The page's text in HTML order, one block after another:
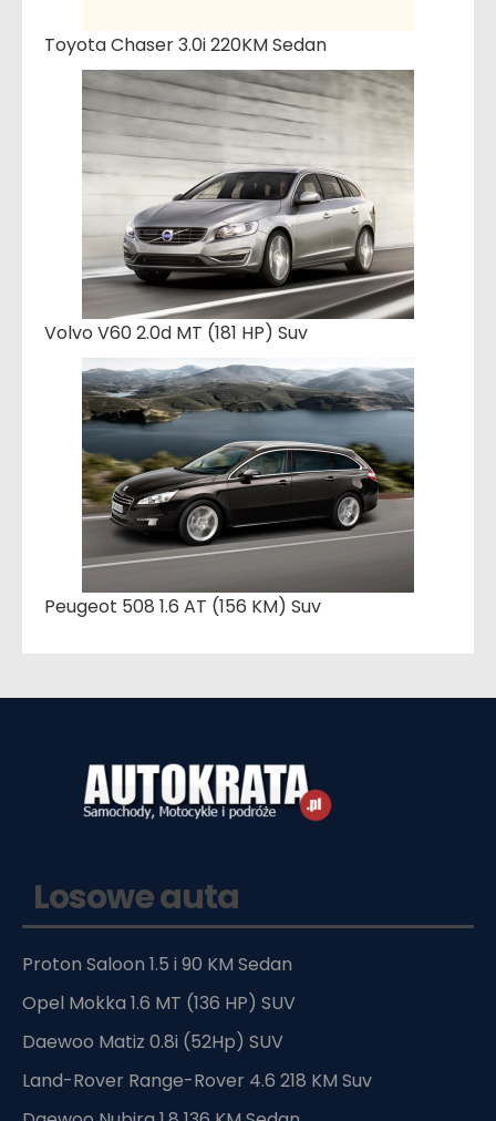
Toyota Chaser 3.0i 220KM Sedan
Volvo V60 2.0d MT (181 HP) Suv
Peugeot 508 1.6 AT (156 KM) Suv
Losowe auta
Proton Saloon 1.5 i 90 KM Sedan
Opel Mokka 1.6 MT (136 HP) SUV
Daewoo Matiz 0.8i (52Hp) SUV
Land-Rover Range-Rover 4.6 218 KM Suv